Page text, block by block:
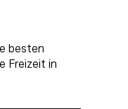
besten
Freizeit in